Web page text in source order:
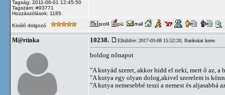
Tagság: 2011-06-01 12:45:50
Tagszám: #93771
Hozzászólások: 1185
Kiváló dolgozó
M@rtinka 10238. Elküldve: 2017-03-08 15:52:20, Barátokat keres
boldog nőnapot
"A kutyád szeret, akkor hidd el neki, mert ő az, a
"A kutya egy olyan dolog,akivel szerelem is
"A kutya nemesebbé teszi a nemest és aljasabbá